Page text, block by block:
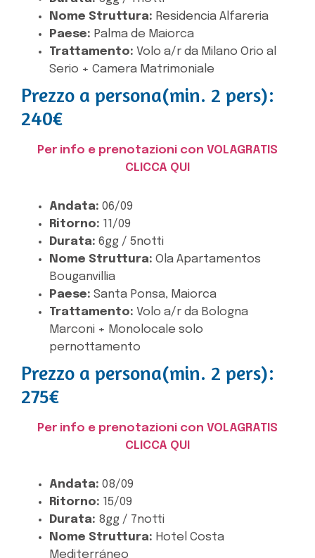
Nome Struttura: Residencia Alfareria
Paese: Palma de Maiorca
Trattamento: Volo a/r da Milano Orio al
Serio + Camera Matrimoniale
Prezzo a persona(min. 2 pers):
240€
Per info e prenotazioni con VOLAGRATIS
CLICCA QUI
Andata: 06/09
Ritorno: 11/09
Durata: 6gg / 5notti
Nome Struttura: Ola Apartamentos
Bouganvillia
Paese: Santa Ponsa, Maiorca
Trattamento: Volo a/r da Bologna
Marconi + Monolocale solo
pernottamento
Prezzo a persona(min. 2 pers):
275€
Per info e prenotazioni con VOLAGRATIS
CLICCA QUI
Andata: 08/09
Ritorno: 15/09
Durata: 8gg / 7notti
Nome Struttura: Hotel Costa
Mediterráneo